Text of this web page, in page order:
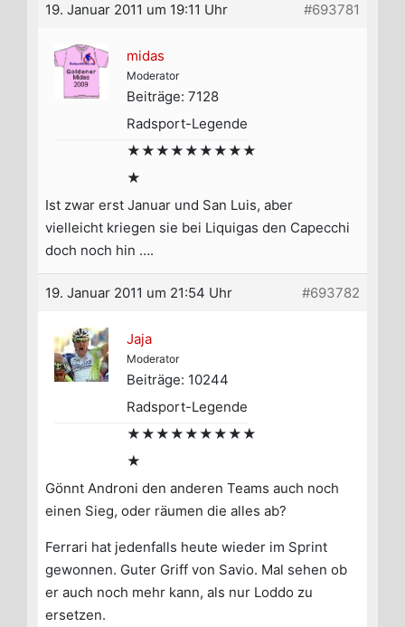
19. Januar 2011 um 19:11 Uhr #693781
midas
Moderator
Beiträge: 7128
Radsport-Legende
★★★★★★★★★
★
Ist zwar erst Januar und San Luis, aber
vielleicht kriegen sie bei Liquigas den Capecchi
doch noch hin ….
19. Januar 2011 um 21:54 Uhr #693782
Jaja
Moderator
Beiträge: 10244
Radsport-Legende
★★★★★★★★★
★
Gönnt Androni den anderen Teams auch noch
einen Sieg, oder räumen die alles ab?
Ferrari hat jedenfalls heute wieder im Sprint
gewonnen. Guter Griff von Savio. Mal sehen ob
er auch noch mehr kann, als nur Loddo zu
ersetzen.